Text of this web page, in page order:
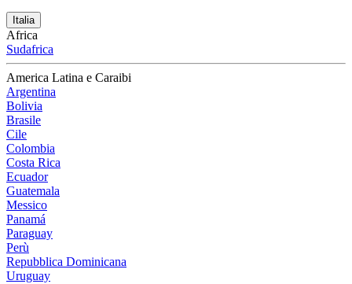
Italia
Africa
Sudafrica
America Latina e Caraibi
Argentina
Bolivia
Brasile
Cile
Colombia
Costa Rica
Ecuador
Guatemala
Messico
Panamá
Paraguay
Perù
Repubblica Dominicana
Uruguay